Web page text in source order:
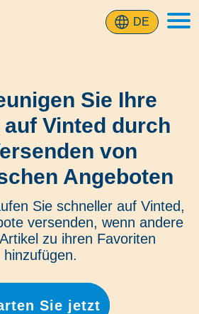
DE
Sie Ihre
Vinted durch
von
Angeboten
Sie schneller auf Vinted,
versenden, wenn andere
zu ihren Favoriten
hinzufügen.
Sie jetzt